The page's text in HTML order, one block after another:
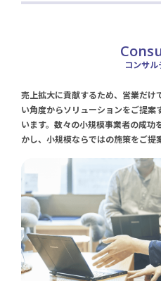
コンサル
売上拡大に貢献するため、営業だけ
い角度からソリューションをご提案
います。数々の小規模事業者の成
かし、小規模ならではの施策をご提